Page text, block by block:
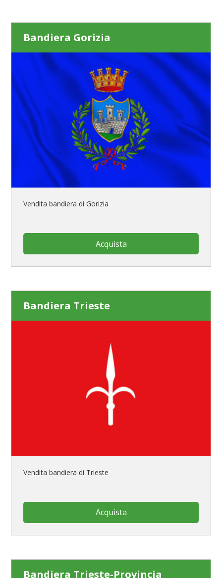
Bandiera Gorizia
Vendita bandiera di Gorizia
Acquista
Bandiera Trieste
Vendita bandiera di Trieste
Acquista
Bandiera Trieste-Provincia